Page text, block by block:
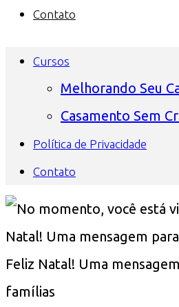
Contato
Cursos
Melhorando Seu
Casamento Sem
Política de Privacidade
Contato
Feliz Natal! Uma
famílias